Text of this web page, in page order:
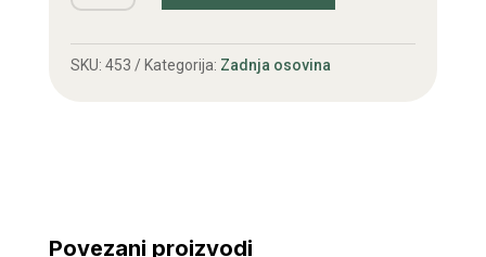
577
količina
SKU: 453 Kategorija: Zadnja osovina
Povezani proizvodi